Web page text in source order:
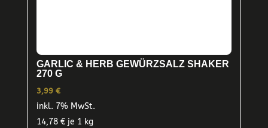
GARLIC & HERB GEWÜRZSALZ SHAKER
270 G
3,99 €
inkl. 7% MwSt.
14,78 €je 1 kg